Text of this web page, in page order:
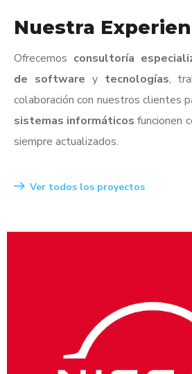
Nuestra
Ofrecemos consultoría
de software y tecnologías,
colaboración con nuestros clientes
sistemas informáticos funcionen
siempre actualizados.
Ver todos los proyectos